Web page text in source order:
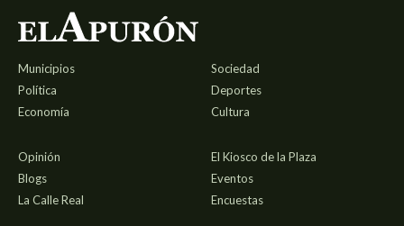
Municipios
Política
Economía
Sociedad
Deportes
Cultura
Opinión
Blogs
La Calle Real
El Kiosco de la Plaza
Eventos
Encuestas